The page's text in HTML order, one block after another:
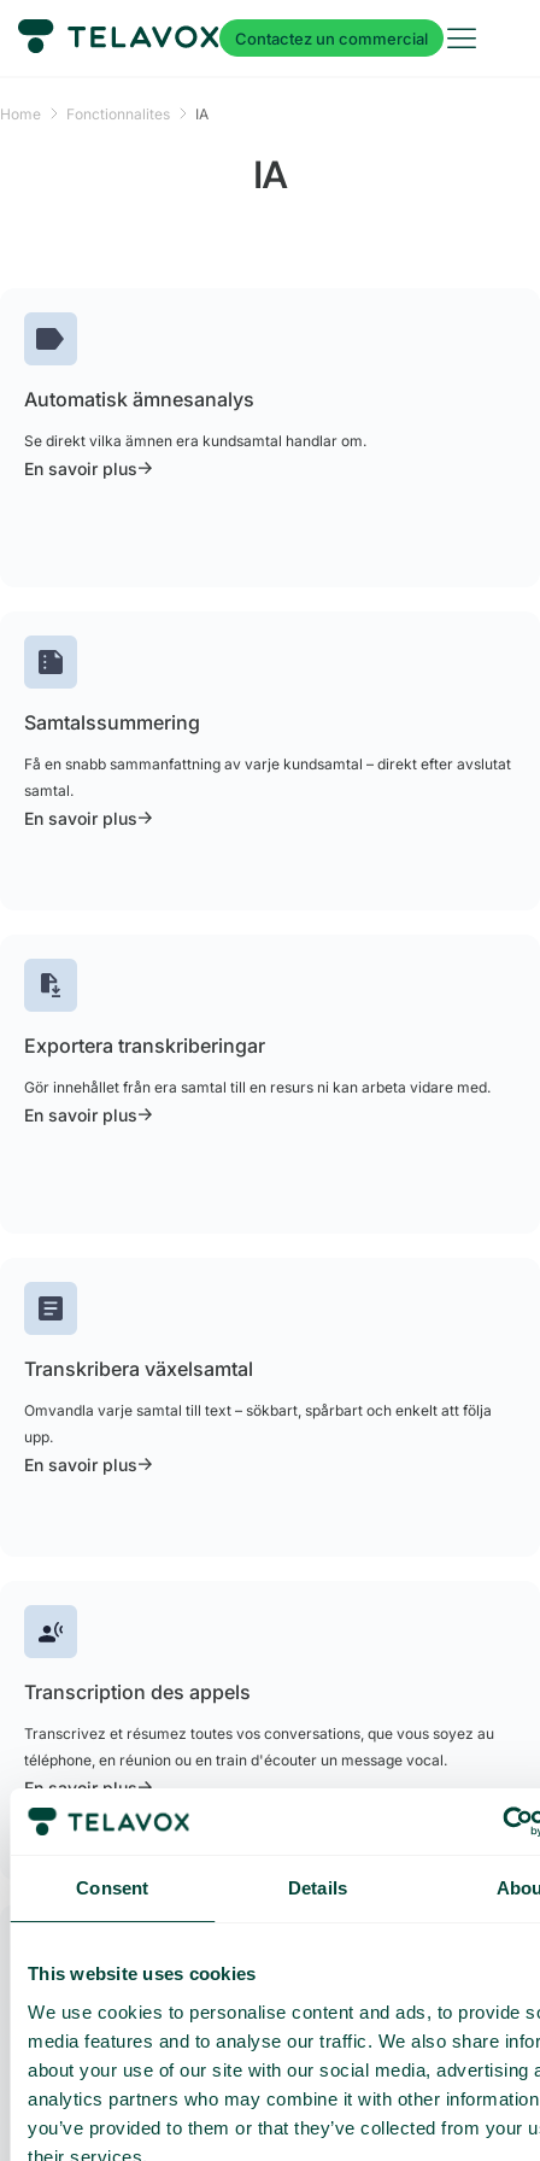
Consent Details
This website uses cookies
We use cookies to personalise content and ads, to provide
media features and to analyse our traffic. We also share
about your use of our site with our social media, advertising
analytics partners who may combine it with other
you’ve provided to them or that they’ve collected from your
their services.
Contactez un commercial
Home Fonctionnalites IA
IA
Automatisk ämnesanalys
Se direkt vilka ämnen era kundsamtal handlar om.
En savoir plus
Samtalssummering
Få en snabb sammanfattning av varje kundsamtal – direkt efter avslutat
samtal.
En savoir plus
Exportera transkriberingar
Gör innehållet från era samtal till en resurs ni kan arbeta vidare med.
En savoir plus
Transkribera växelsamtal
Omvandla varje samtal till text – sökbart, spårbart och enkelt att följa
upp.
En savoir plus
Transcription des appels
Transcrivez et résumez toutes vos conversations, que vous soyez au
téléphone, en réunion ou en train d'écouter un message vocal.
En savoir plus
Boîte vocale
Mettez à jour facilement votre boîte vocale sans avoir à enregistrer un
nouveau message. Il vous suffit de saisir votre texte, de choisir une voix
et de télécharger le fichier. C'est rapide, simple et disponible en
plusieurs langues.